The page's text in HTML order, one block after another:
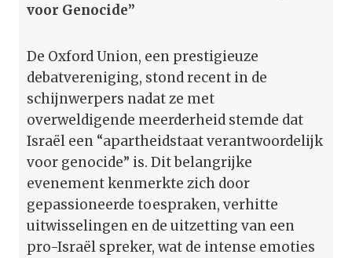
voor Genocide”
De Oxford Union, een prestigieuze
debatvereniging, stond recent in de
schijnwerpers nadat ze met
overweldigende meerderheid stemde dat
Israël een “apartheidstaat verantwoordelijk
voor genocide” is. Dit belangrijke
evenement kenmerkte zich door
gepassioneerde toespraken, verhitte
uitwisselingen en de uitzetting van een
pro-Israël spreker, wat de intense emoties